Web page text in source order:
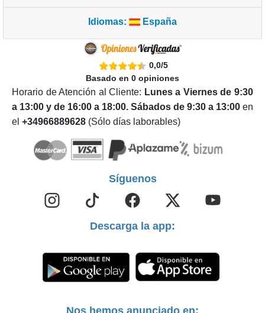
Idiomas: España
0,0/5
Basado en 0 opiniones
Horario de Atención al Cliente: Lunes a Viernes de 9:30
a 13:00 y de 16:00 a 18:00. Sábados de 9:30 a 13:00 en
el +34966889628 (Sólo días laborables)
Síguenos
Descarga la app:
Nos hemos anunciado en: